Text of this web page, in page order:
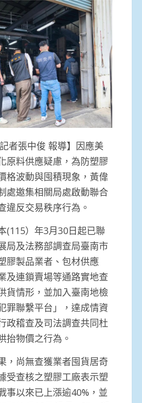
者張中俊 報導】因應美
原料供應疑慮，為防塑膠
格波動與囤積現象，黃偉
處邀集相關局處啟動聯合
違反交易秩序行為。
(115）年3月30日起已聯
局及法務部調查局臺南市
膠製品業者、包材供應
及連鎖賣場等通路實地查
貨情形，並加入臺南地檢
罪聯繫平台」，達成情資
政稽查及司法調查共同杜
抬物價之行為。
，尚無查獲業者囤貨居奇
受查核之塑膠工廠表示塑
事以來已上漲逾40%，並